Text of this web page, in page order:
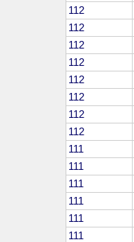
112
112
112
112
112
112
112
112
111
111
111
111
111
111